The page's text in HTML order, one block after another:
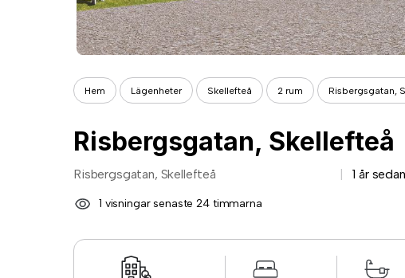
Hem Lägenheter Skellefteå 2 rum Risbergsgatan,
Risbergsgatan, Skellefteå
Risbergsgatan, Skellefteå 1 år sedan
1 visningar senaste 24 timmarna